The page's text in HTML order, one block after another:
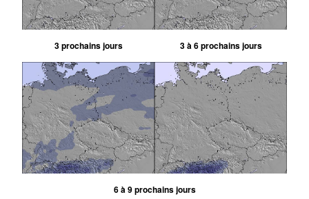
3 prochains jours 3 à 6 prochains jours
6 à 9 prochains jours